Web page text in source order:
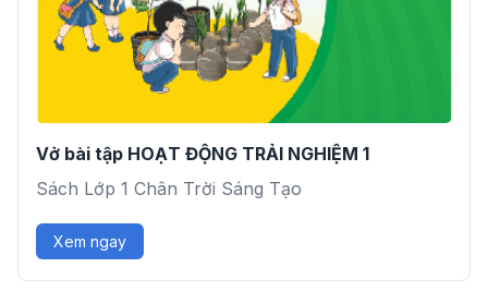
Vở bài tập HOẠT ĐỘNG TRẢI NGHIỆM 1
Sách Lớp 1 Chân Trời Sáng Tạo
Xem ngay